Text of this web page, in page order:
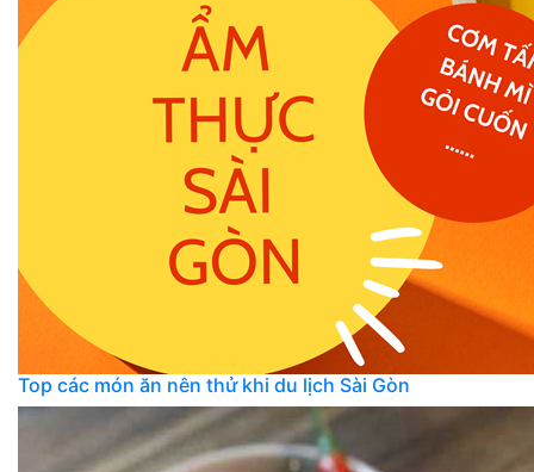
Top các món ăn nên thử khi du lịch Sài Gòn